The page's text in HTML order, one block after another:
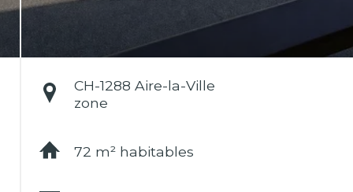
CH-1288 Aire-la-Ville
zone
72 m² habitables